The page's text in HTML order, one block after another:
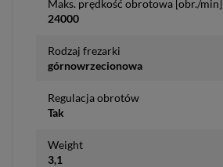
Maks. prędkość obrotowa [obr./min]
24000
Rodzaj frezarki
górnowrzecionowa
Regulacja obrotów
Tak
Weight
3,1